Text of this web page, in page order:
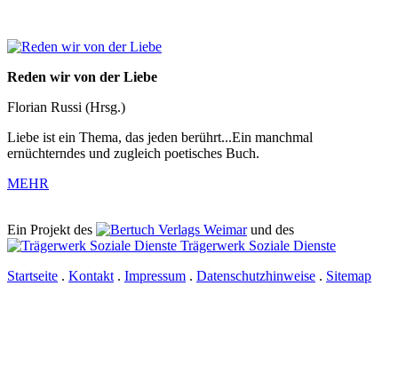
Reden wir von der Liebe
Florian Russi (Hrsg.)
Liebe ist ein Thema, das jeden berührt...Ein manchmal
ernüchterndes und zugleich poetisches Buch.
MEHR
Ein Projekt des Verlags Weimarund des
Trägerwerk Soziale Dienste
Startseite . Kontakt . Impressum . Datenschutzhinweise . Sitemap